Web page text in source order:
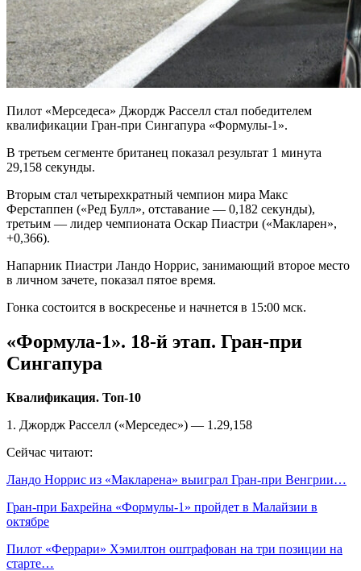
Пилот «Мерседеса» Джордж Расселл стал победителем
квалификации Гран‑при Сингапура «Формулы‑1».
В третьем сегменте британец показал результат 1 минута
29,158 секунды.
Вторым стал четырехкратный чемпион мира Макс
Ферстаппен («Ред Булл», отставание — 0,182 секунды),
третьим — лидер чемпионата Оскар Пиастри («Макларен»,
+0,366).
Напарник Пиастри Ландо Норрис, занимающий второе место
в личном зачете, показал пятое время.
Гонка состоится в воскресенье и начнется в 15:00 мск.
«Формула‑1». 18‑й этап. Гран‑при
Сингапура
Квалификация. Топ‑10
1. Джордж Расселл («Мерседес») — 1.29,158
Сейчас читают:
Ландо Норрис из «Макларена» выиграл Гран‑при Венгрии…
Гран‑при Бахрейна «Формулы‑1» пройдет в Малайзии в
октябре
Пилот «Феррари» Хэмилтон оштрафован на три позиции на
старте…